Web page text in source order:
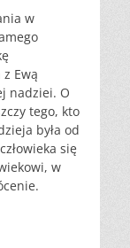
w
Ewą
nadziei. O
tego, kto
była od
się
w